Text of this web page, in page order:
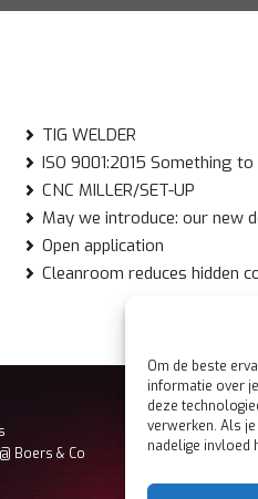
Om de beste
informatie over
deze
verwerken. Als
nadelige invloed
TIG WELDER
ISO 9001:2015 Something
CNC MILLER/SET-UP
May we introduce: our new
Open application
Cleanroom reduces hidden
Boers & Co
Boers